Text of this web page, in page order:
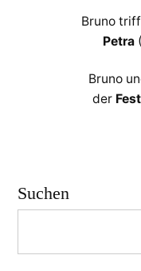
Bruno
Petra
Bruno
der
Suchen